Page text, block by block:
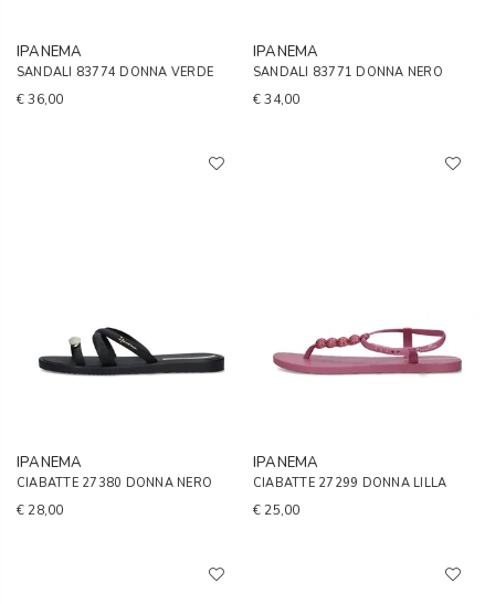
IPANEMA
SANDALI 83774 DONNA VERDE
€ 36,00
IPANEMA
SANDALI 83771 DONNA NERO
€ 34,00
IPANEMA
CIABATTE 27380 DONNA NERO
€ 28,00
IPANEMA
CIABATTE 27299 DONNA LILLA
€ 25,00